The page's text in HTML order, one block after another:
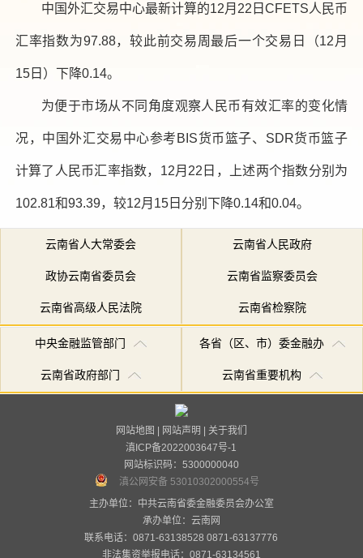
中国外汇交易中心最新计算的12月22日CFETS人民币
汇率指数为97.88，较此前交易周最后一个交易日（12月
15日）下降0.14。
为便于市场从不同角度观察人民币有效汇率的变化情
况，中国外汇交易中心参考BIS货币篮子、SDR货币篮子
计算了人民币汇率指数，12月22日，上述两个指数分别为
102.81和93.39，较12月15日分别下降0.14和0.04。
云南省人大常委会 云南省人民政府
政协云南省委员会 云南省监察委员会
云南省高级人民法院 云南省检察院
中央金融监管部门 各省（区、市）委金融办
云南省政府部门 云南省重要机构
网站地图 | 网站声明 | 关于我们
滇ICP备2022003647号-1
网站标识码：5300000040
滇公网安备 53010302000554号
主办单位：中共云南省委金融委员会办公室
承办单位： 云南网
联系电话：0871-63138528 0871-63137776
非法集资举报电话：0871-63134561